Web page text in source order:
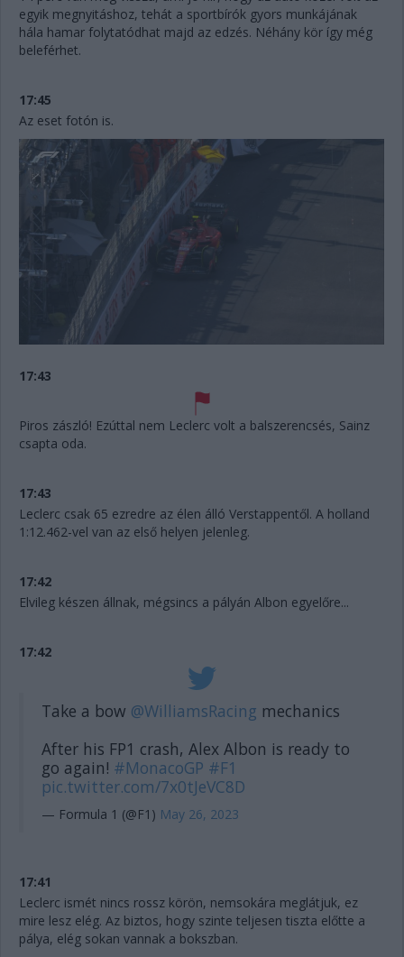
egyik megnyitáshoz, tehát a sportbírók gyors munkájának
hála hamar folytatódhat majd az edzés. Néhány kör így még
beleférhet.
17:45
Az eset fotón is.
17:43
Piros zászló! Ezúttal nem Leclerc volt a balszerencsés, Sainz
csapta oda.
17:43
Leclerc csak 65 ezredre az élen álló Verstappentől. A holland
1:12.462-vel van az első helyen jelenleg.
17:42
Elvileg készen állnak, mégsincs a pályán Albon egyelőre...
17:42
Take a bow @WilliamsRacing mechanics
After his FP1 crash, Alex Albon is ready to
go again! #MonacoGP #F1
pic.twitter.com/7x0tJeVC8D
— Formula 1 (@F1) May 26, 2023
17:41
Leclerc ismét nincs rossz körön, nemsokára meglátjuk, ez
mire lesz elég. Az biztos, hogy szinte teljesen tiszta előtte a
pálya, elég sokan vannak a bokszban.